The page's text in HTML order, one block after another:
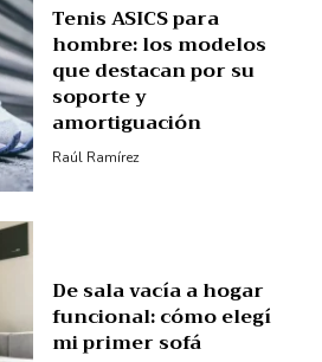
Tenis ASICS para
hombre: los modelos
que destacan por su
soporte y
amortiguación
Raúl Ramírez
De sala vacía a hogar
funcional: cómo elegí
mi primer sofá